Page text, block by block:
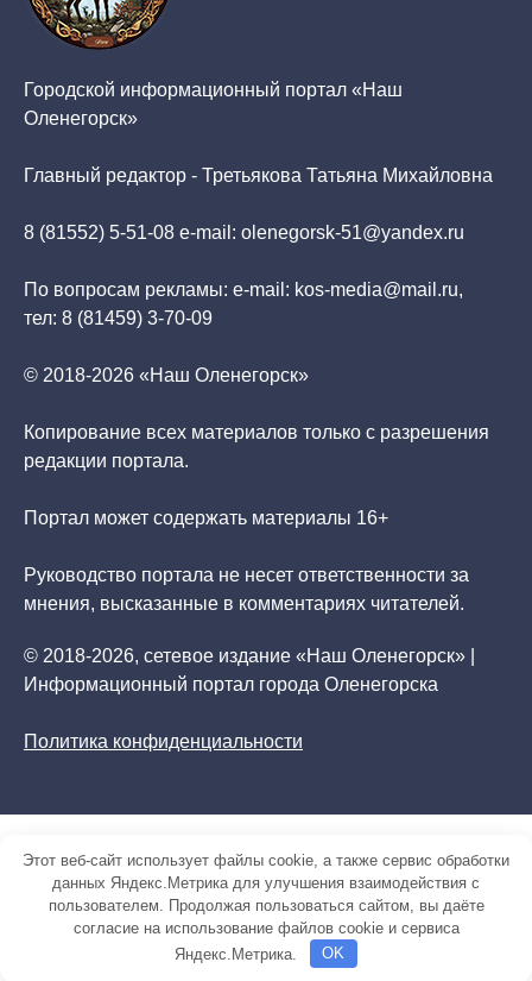
Городской информационный портал «Наш
Оленегорск»
Главный редактор - Третьякова Татьяна Михайловна
8 (81552) 5-51-08 e-mail: olenegorsk-51@yandex.ru
По вопросам рекламы: e-mail: kos-media@mail.ru,
тел: 8 (81459) 3-70-09
© 2018-2026 «Наш Оленегорск»
Копирование всех материалов только с разрешения
редакции портала.
Портал может содержать материалы 16+
Руководство портала не несет ответственности за
мнения, высказанные в комментариях читателей.
© 2018-2026, сетевое издание «Наш Оленегорск» |
Информационный портал города Оленегорска
Политика конфиденциальности
Этот веб-сайт использует файлы cookie, а также сервис обработки
данных Яндекс.Метрика для улучшения взаимодействия с
пользователем. Продолжая пользоваться сайтом, вы даёте
согласие на использование файлов cookie и сервиса
Яндекс.Метрика.
OK